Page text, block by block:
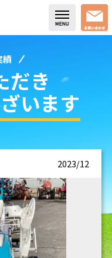
績
だき
います
2023/12